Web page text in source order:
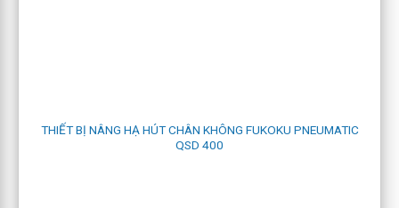
THIẾT BỊ NÂNG HẠ HÚT CHÂN KHÔNG FUKOKU PNEUMATIC
QSD 400